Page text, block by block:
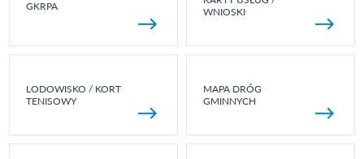
GKRPA
WNIOSKI
LODOWISKO / KORT
TENISOWY
MAPA DRÓG
GMINNYCH